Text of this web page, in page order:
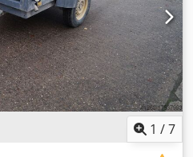
1 /7